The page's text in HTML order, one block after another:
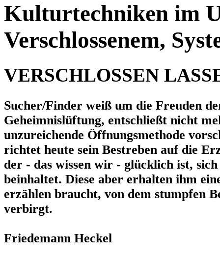
Kulturtechniken im
Verschlossenem,
VERSCHLOSSEN
Sucher/Finder weiß um die Freuden
Geheimnislüftung, entschließt nicht
unzureichende Öffnungsmethode
richtet heute sein Bestreben auf die
der - das wissen wir - glücklich ist,
beinhaltet. Diese aber erhalten ihm
erzählen braucht, von dem stumpfen
verbirgt.
Friedemann Heckel